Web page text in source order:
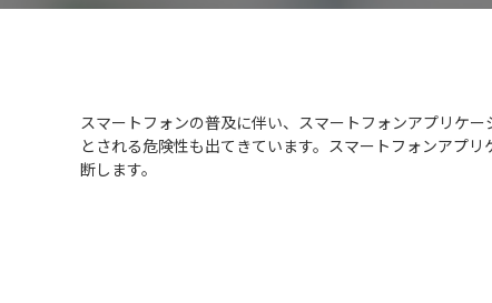
スマートフォンの普及に伴い、スマートフォンアプリケ
とされる危険性も出てきています。スマートフォンアプ
断します。